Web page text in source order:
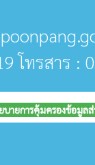
โทรสาร :
บายการคุ้มครองข้อมูล